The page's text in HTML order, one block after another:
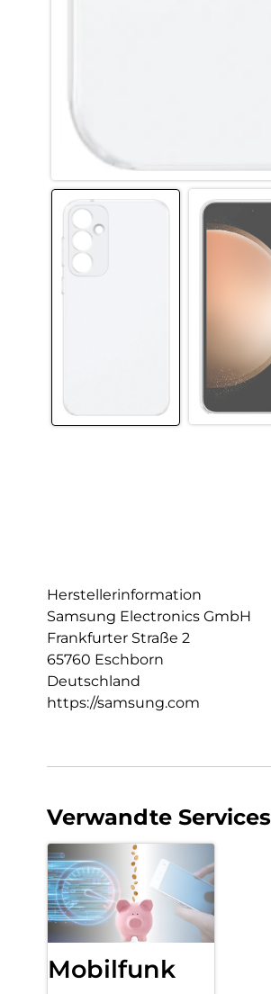
Herstellerinformation
Samsung Electronics GmbH
Frankfurter Straße 2
65760 Eschborn
Deutschland
https://samsung.com
Verwandte Services
Mobilfunk